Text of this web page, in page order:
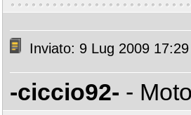
Inviato: 9 Lug 2009 17:29
-ciccio92- -